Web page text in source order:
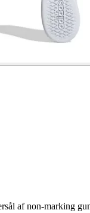
af non-marking